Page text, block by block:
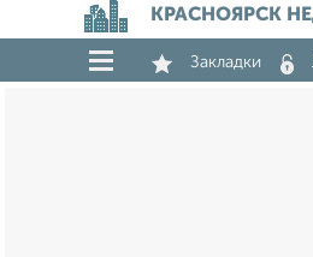
КРАСНОЯРСК
Закладки